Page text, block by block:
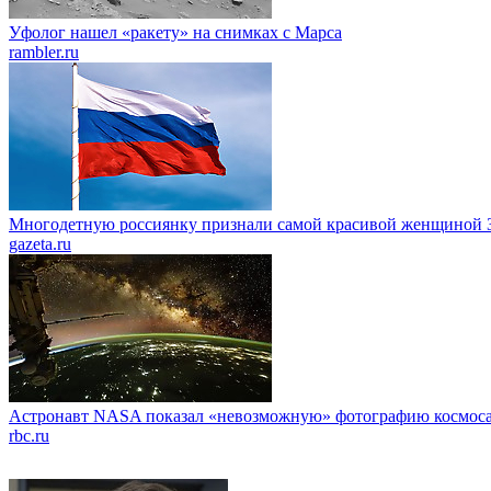
Уфолог нашел «ракету» на снимках с Марса
rambler.ru
Многодетную россиянку признали самой красивой женщиной
gazeta.ru
Астронавт NASA показал «невозможную» фотографию космоса
rbc.ru